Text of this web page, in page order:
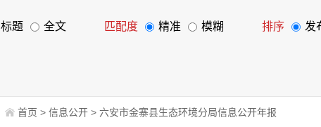
标题 全文 匹配度 精准 模糊 排序 发
首页 > 信息公开 > 六安市金寨县生态环境分局信息公开年报